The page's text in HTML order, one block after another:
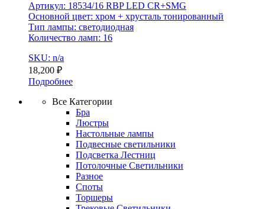
Артикул: 18534/16 RBP LED CR+SMG
Основной цвет: хром + хрусталь тонированный
Тип лампы: светодиодная
Количество ламп: 16
SKU: n/a
18,200 ₽
Подробнее
Все Категории
Бра
Люстры
Настольные лампы
Подвесные светильники
Подсветка Лестниц
Потолочные Светильники
Разное
Споты
Торшеры